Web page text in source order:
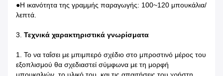
●Η ικανότητα της γραμμής παραγωγής: 100~120 μπουκάλια/
λεπτά.
3. Τεχνικά χαρακτηριστικά γνωρίσματα
1. Το να ταΐσει με μπιμπερό σχέδιο στο μπροστινό μέρος του
εξοπλισμού θα σχεδιαστεί σύμφωνα με τη μορφή